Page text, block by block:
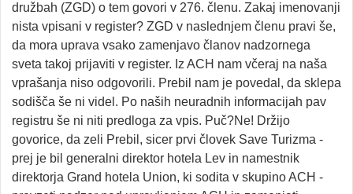
družbah (ZGD) o tem govori v 276. členu. Zakaj imenovanji
nista vpisani v register? ZGD v naslednjem členu pravi še,
da mora uprava vsako zamenjavo članov nadzornega
sveta takoj prijaviti v register. Iz ACH nam včeraj na naša
vprašanja niso odgovorili. Prebil nam je povedal, da sklepa
sodišča še ni videl. Po naših neuradnih informacijah pav
registru še ni niti predloga za vpis. Puč?Ne! Držijo
govorice, da zeli Prebil, sicer prvi človek Save Turizma -
prej je bil generalni direktor hotela Lev in namestnik
direktorja Grand hotela Union, ki sodita v skupino ACH -